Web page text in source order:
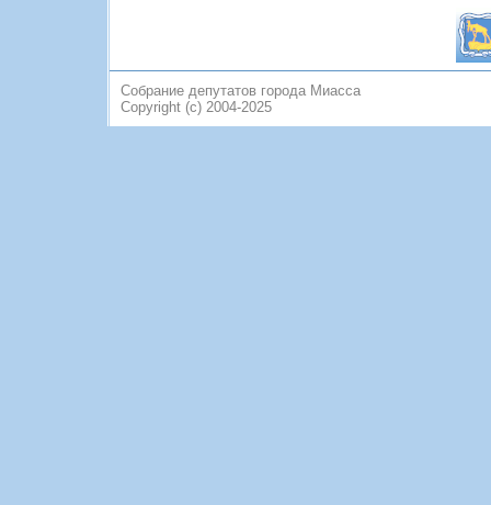
Собрание депутатов города Миасса
Copyright (c) 2004-2025